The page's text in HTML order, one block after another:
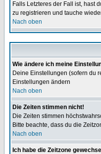
Falls Letzteres der Fall ist, hast
zu registrieren und tauche
Nach oben
Wie ändere ich meine
Deine Einstellungen (sofern du
Einstellungen ändern
Nach oben
Die Zeiten stimmen nicht!
Die Zeiten stimmen
Bitte beachte, dass du die
Nach oben
Ich habe die Zeitzone